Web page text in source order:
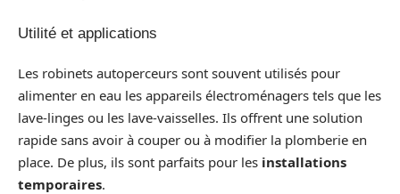
Utilité et applications
Les robinets autoperceurs sont souvent utilisés pour
alimenter en eau les appareils électroménagers tels que les
lave-linges ou les lave-vaisselles. Ils offrent une solution
rapide sans avoir à couper ou à modifier la plomberie en
place. De plus, ils sont parfaits pour les installations
temporaires.